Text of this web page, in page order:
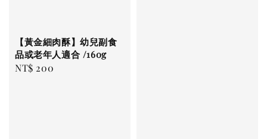
【黃金細肉酥】幼兒副食
品或老年人適合 /160g
Regular
NT$ 200